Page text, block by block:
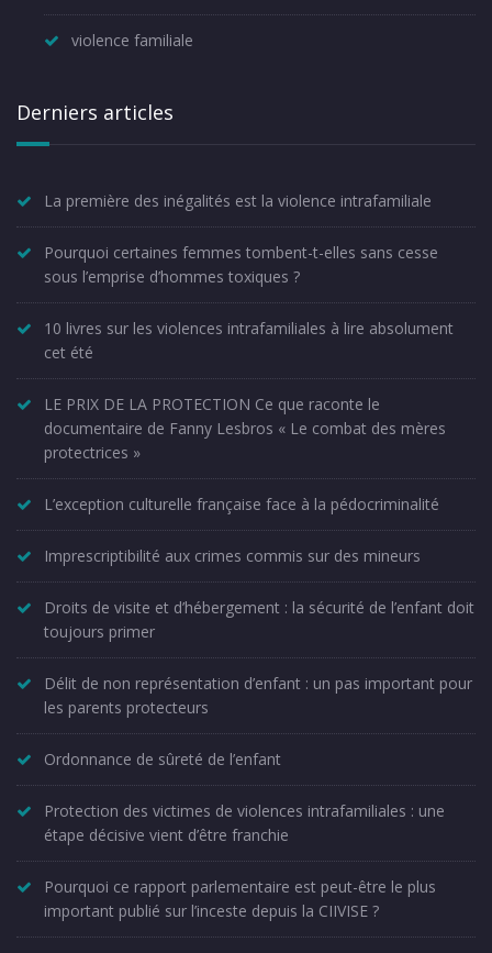
violence familiale
Derniers articles
La première des inégalités est la violence intrafamiliale
Pourquoi certaines femmes tombent-t-elles sans cesse
sous l’emprise d’hommes toxiques ?
10 livres sur les violences intrafamiliales à lire absolument
cet été
LE PRIX DE LA PROTECTION Ce que raconte le
documentaire de Fanny Lesbros « Le combat des mères
protectrices »
L’exception culturelle française face à la pédocriminalité
Imprescriptibilité aux crimes commis sur des mineurs
Droits de visite et d’hébergement : la sécurité de l’enfant doit
toujours primer
Délit de non représentation d’enfant : un pas important pour
les parents protecteurs
Ordonnance de sûreté de l’enfant
Protection des victimes de violences intrafamiliales : une
étape décisive vient d’être franchie
Pourquoi ce rapport parlementaire est peut-être le plus
important publié sur l’inceste depuis la CIIVISE ?